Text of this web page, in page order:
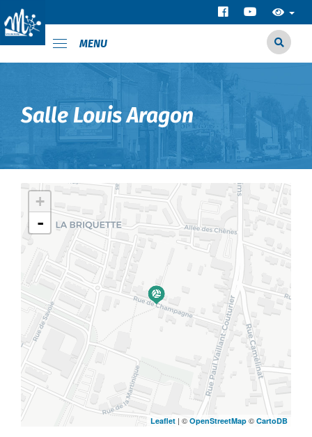
MENU
Salle Louis Aragon
+
-
Leaflet | © OpenStreetMap © CartoDB